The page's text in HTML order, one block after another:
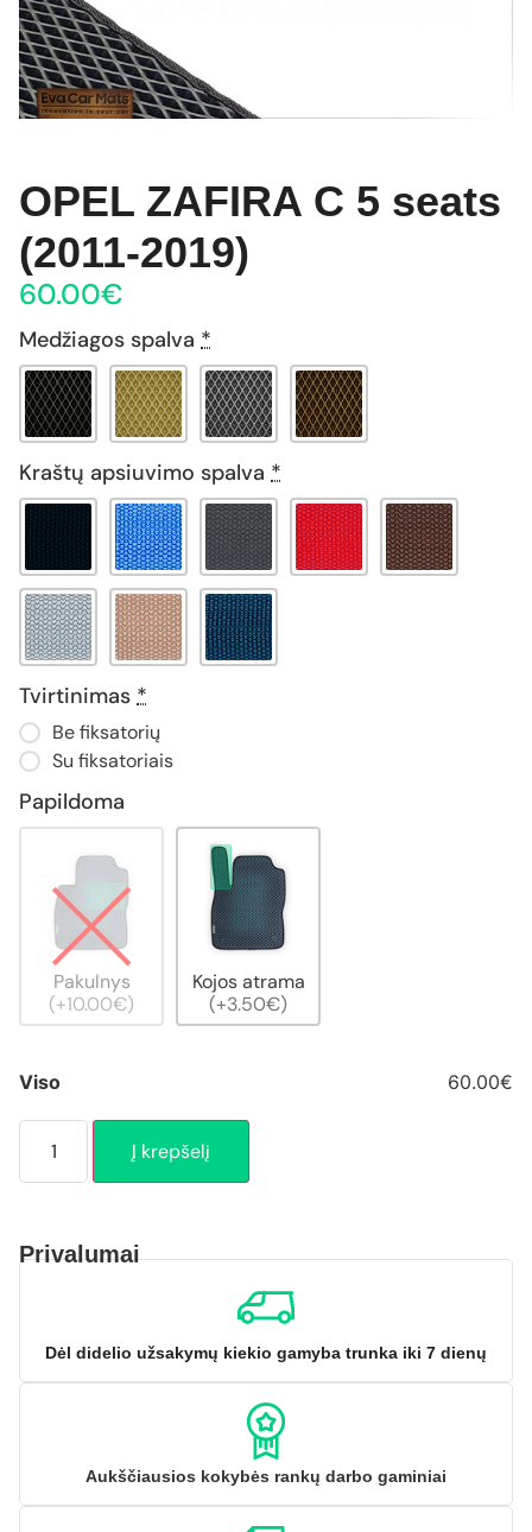
OPEL ZAFIRA C 5 seats
(2011-2019)
60.00€
Medžiagos spalva *
Kraštų apsiuvimo spalva *
Tvirtinimas *
Be fiksatorių
Su fiksatoriais
Papildoma
Pakulnys
(+10.00€)
Kojos atrama
(+3.50€)
Viso 60.00€
Į krepšelį
Privalumai
Dėl didelio užsakymų kiekio gamyba trunka iki 7 dienų
Aukščiausios kokybės rankų darbo gaminiai